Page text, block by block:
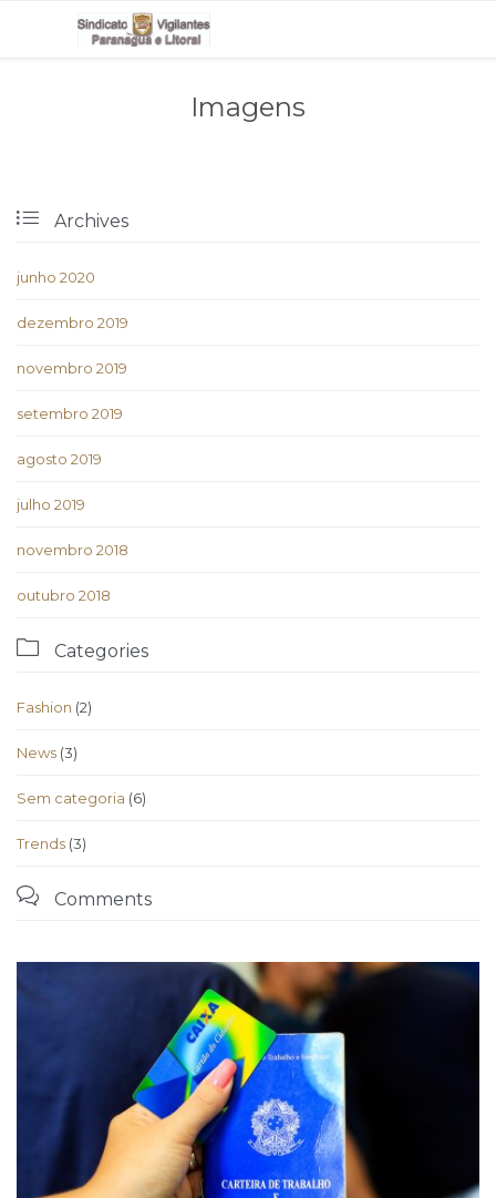
Imagens
 Archives
junho 2020
dezembro 2019
novembro 2019
setembro 2019
agosto 2019
julho 2019
novembro 2018
outubro 2018
 Categories
Fashion (2)
News (3)
Sem categoria (6)
Trends (3)
 Comments